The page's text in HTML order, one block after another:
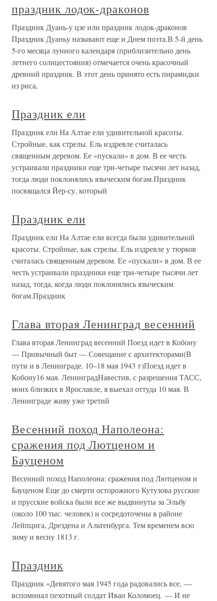
праздник лодок-драконов
Праздник Дуань-у цзе или праздник лодок-драконов
Праздник Дуаньу называют еще и Днем поэта.В 5-й день
5-го месяца лунного календаря (приблизительно день
летнего солнцестояния) отмечается очень красочный
древний праздник. В этот день принято есть пирамидки
из риса,
Праздник ели
Праздник ели На Алтае ели удивительной красоты.
Стройные, как стрелы. Ель издревле считалась
священным деревом. Ее «пускали» в дом. В ее честь
устраивали праздники еще три-четыре тысячи лет назад,
тогда люди поклонялись языческим богам.Праздник
посвящался Йер-су, который
Праздник ели
Праздник ели На Алтае ели всегда были удивительной
красоты. Стройные, как стрелы. Ель издревле у тюрков
считалась священным деревом. Ее «пускали» в дом. В ее
честь устраивали праздники еще три-четыре тысячи лет
назад, тогда, когда люди поклонялись языческим
богам.Праздник
Глава вторая Ленинград весенний
Глава вторая Ленинград весенний Поезд идет в Кобону
— Привычный быт — Совещание с архитекторами(В
пути и в Ленинграде. 10–18 мая 1943 г)Поезд идет в
Кобону16 мая. ЛенинградНавестив, с разрешения ТАСС,
моих близких в Ярославле, я выехал оттуда 10 мая. В
Ленинграде живу уже третий
Весенний поход Наполеона:
сражения под Лютценом и
Бауценом
Весенний поход Наполеона: сражения под Лютценом и
Бауценом Еще до смерти осторожного Кутузова русские
и прусские войска были все же выдвинуты за Эльбу
(около 100 тыс. человек) и сосредоточены в районе
Лейпцига, Дрездена и Альтенбурга. Тем временем всю
зиму и весну 1813 г.
Праздник
Праздник «Девятого мая 1945 года радовались все, —
вспоминал пехотный солдат Иван Коломоец. — И не